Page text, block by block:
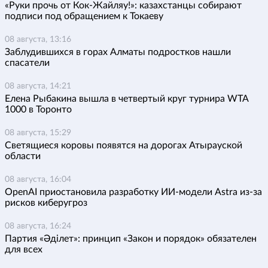
«Руки прочь от Кок-Жайляу!»: казахстанцы собирают
подписи под обращением к Токаеву
08 августа, 13:16
Заблудившихся в горах Алматы подростков нашли
спасатели
08 августа, 14:21
Елена Рыбакина вышла в четвертый круг турнира WTA
1000 в Торонто
08 августа, 15:29
Светящиеся коровы появятся на дорогах Атырауской
области
08 августа, 16:04
OpenAI приостановила разработку ИИ-модели Astra из-за
рисков киберугроз
08 августа, 16:24
Партия «Әділет»: принцип «Закон и порядок» обязателен
для всех